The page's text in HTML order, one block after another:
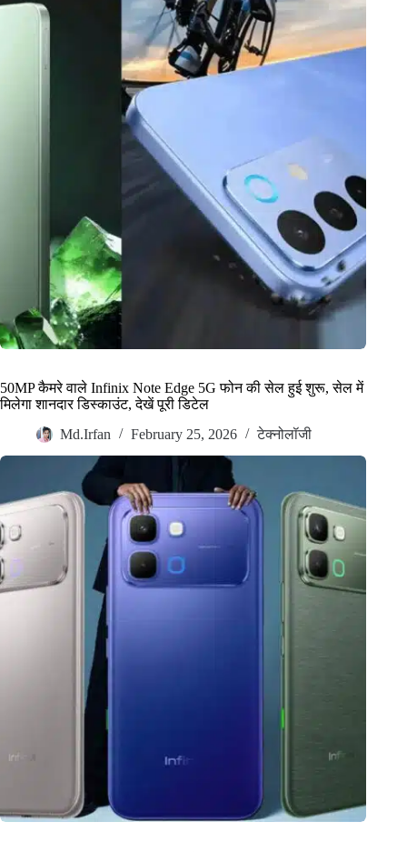
50MP कैमरे वाले Infinix Note Edge 5G फोन की सेल हुई शुरू, सेल में
मिलेगा शानदार डिस्काउंट, देखें पूरी डिटेल
Md.Irfan
February 25, 2026 टेक्नोलॉजी